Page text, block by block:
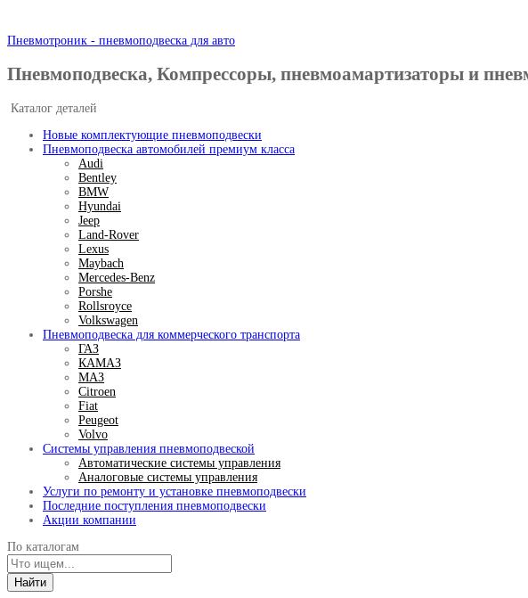
Пневмотроник - пневмоподвеска для авто
Пневмоподвеска, Компрессоры, пневмоамартизаторы и
Каталог деталей
Новые комплектующие пневмоподвески
Пневмоподвеска автомобилей премиум класса
Audi
Bentley
BMW
Hyundai
Jeep
Land-Rover
Lexus
Maybach
Mercedes-Benz
Porshe
Rollsroyce
Volkswagen
Пневмоподвеска для коммерческого транспорта
ГАЗ
КАМАЗ
МАЗ
Citroen
Fiat
Peugeot
Volvo
Системы управления пневмоподвеской
Автоматические системы управления
Аналоговые системы управления
Услуги по ремонту и установке пневмоподвески
Последние поступления пневмоподвески
Акции компании
По каталогам
Найти